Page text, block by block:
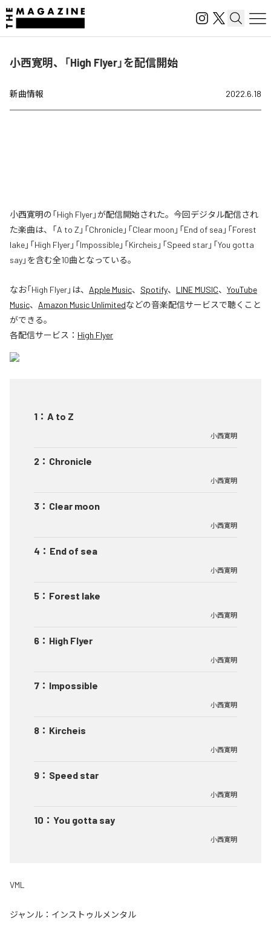
小西寛明、「High Flyer」を配信開始
新曲情報 2022.6.18
小西寛明の「High Flyer」が配信開始された。今回デジタル配信され
た楽曲は、「A to Z」「Chronicle」「Clear moon」「End of sea」「Forest
lake」「High Flyer」「Impossible」「Kircheis」「Speed star」「You gotta
say」を含む全10曲となっている。
なお「High Flyer」は、 Apple Music、 Spotify、 LINE MUSIC、 YouTube
Music、 Amazon Music Unlimitedなどの音楽配信サービスで聴くこと
ができる。
各配信サービス： High Flyer
1 ： A to Z
小西寛明
2 ： Chronicle
小西寛明
3 ： Clear moon
小西寛明
4 ： End of sea
小西寛明
5 ： Forest lake
小西寛明
6 ： High Flyer
小西寛明
7 ： Impossible
小西寛明
8 ： Kircheis
小西寛明
9 ： Speed star
小西寛明
10 ： You gotta say
小西寛明
VML
ジャンル： インストゥルメンタル